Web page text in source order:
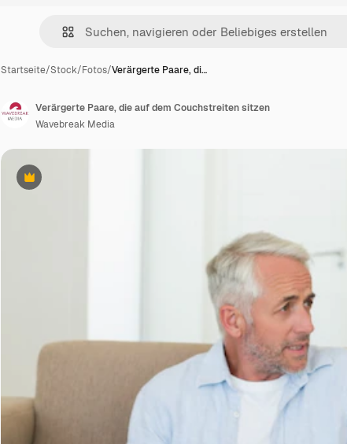
Startseite/Stock/Fotos/Verärgerte Paare, di…
Premium
Verärgerte Paare, die auf dem Couchstreiten sitzen
Wavebreak Media